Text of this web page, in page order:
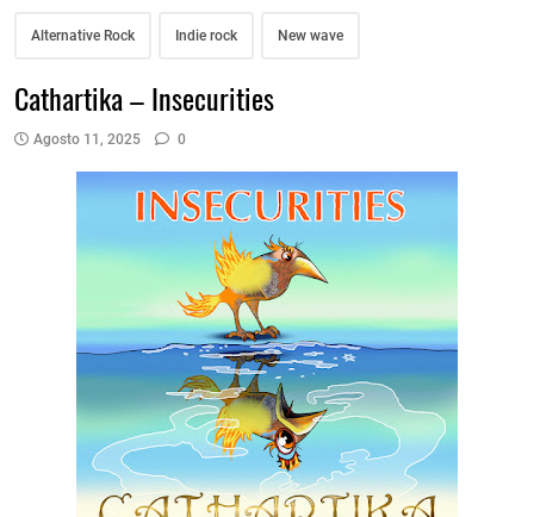
Alternative Rock Indie rock New wave
Cathartika – Insecurities
Agosto 11, 2025 0